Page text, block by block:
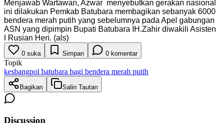
Menjawab Wartawan, Azwar menyebutkan gerakan nasional
ini dilakukan Pemkab Batubara membagikan sebanyak 6000
bendera merah putih yang sebelumnya pada Apel gabungan
ASN yang dipimpin Bupati Batubara IH.Zahir diwakili Asisten
I Rusian Heri. (als)
0 suka Simpan 0 komentar
Topik
kesbangpol batubara bagi bendera merah putih
Bagikan Salin Tautan
Discussion